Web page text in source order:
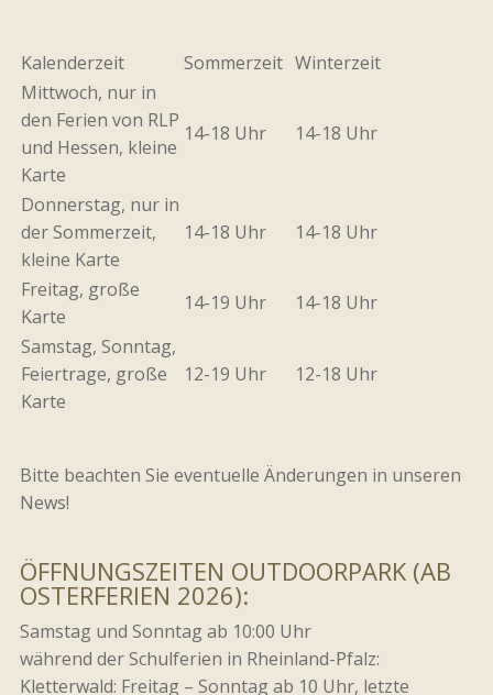
Kalenderzeit Sommerzeit Winterzeit
Mittwoch, nur in
den Ferien von RLP
und Hessen, kleine
Karte
14-18 Uhr 14-18 Uhr
Donnerstag, nur in
der Sommerzeit,
kleine Karte
14-18 Uhr 14-18 Uhr
Freitag, große
Karte
14-19 Uhr
14-18 Uhr
Samstag, Sonntag,
Feiertrage, große
Karte
12-19 Uhr 12-18 Uhr
Bitte beachten Sie eventuelle Änderungen in unseren
News!
ÖFFNUNGSZEITEN OUTDOORPARK (AB
OSTERFERIEN 2026):
Samstag und Sonntag ab 10:00 Uhr
während der Schulferien in Rheinland-Pfalz:
Kletterwald: Freitag – Sonntag ab 10 Uhr, letzte